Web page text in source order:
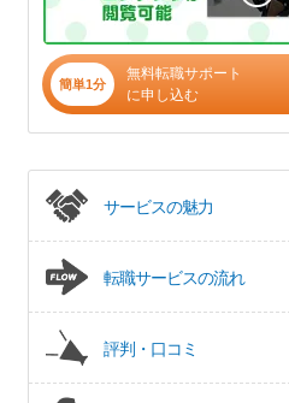
希望の働き方
簡単1分
無料転職サポート
に申し込む
サービスの魅力
転職サービスの流れ
評判・口コミ